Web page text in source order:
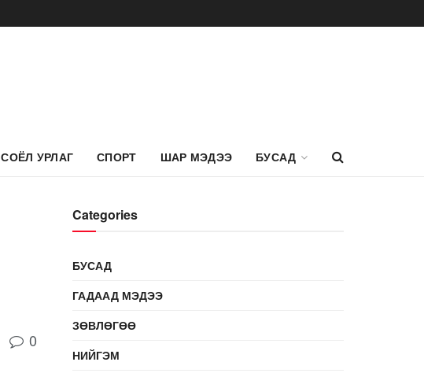
СОЁЛ УРЛАГ СПОРТ ШАР МЭДЭЭ БУСАД
0
Categories
БУСАД
ГАДААД МЭДЭЭ
ЗӨВЛӨГӨӨ
НИЙГЭМ